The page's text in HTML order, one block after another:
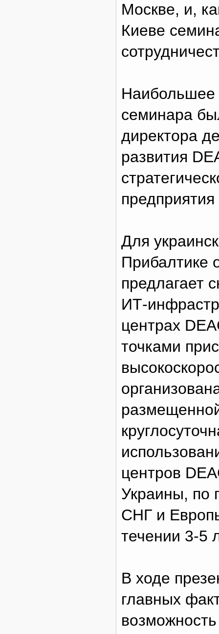
Москве, и,
Киеве
Наибольшее
семинара
директора
развития
Для
Прибалтике
предлагает
ИТ-
центрах
точками
центров
Украины, по
СНГ и
течении 3-5
В ходе
главных